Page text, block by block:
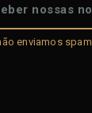
enviamos spam.